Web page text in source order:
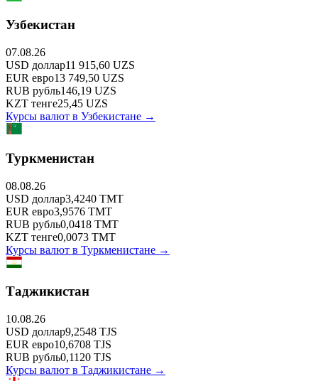
Узбекистан
07.08.26
USD доллар11 915,60 UZS
EUR евро13 749,50 UZS
RUB рубль146,19 UZS
KZT тенге25,45 UZS
Курсы валют в Узбекистане →
Туркменистан
08.08.26
USD доллар3,4240 TMT
EUR евро3,9576 TMT
RUB рубль0,0418 TMT
KZT тенге0,0073 TMT
Курсы валют в Туркменистане →
Таджикистан
10.08.26
USD доллар9,2548 TJS
EUR евро10,6708 TJS
RUB рубль0,1120 TJS
Курсы валют в Таджикистане →